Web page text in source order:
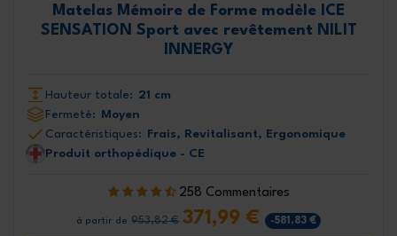
Matelas Mémoire de Forme modèle ICE
SENSATION Sport avec revêtement NILIT
INNERGY
Hauteur totale: 21 cm
Fermeté:
Moyen
Caractéristiques:
Frais, Revitalisant, Ergonomique
Produit orthopédique - CE
258 Commentaires
à partir de 953,82 € 371,99 € -581,83 €